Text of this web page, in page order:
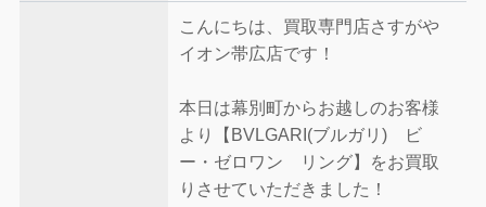
こんにちは、買取専門店さすがや
イオン帯広店です！
本日は幕別町からお越しのお客様
より【BVLGARI(ブルガリ) ビ
ー・ゼロワン リング】をお買取
りさせていただきました！